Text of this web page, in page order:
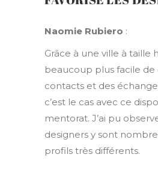
Naomie Rubiero :
Grâce à une ville à taille
beaucoup plus facile de
contacts et des
c’est le cas avec ce
mentorat. J’ai pu
designers y sont
profils très différents.